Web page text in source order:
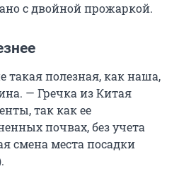
с двойной прожаркой.
такая полезная, как наша,
— Гречка из Китая
так как ее
почвах, без учета
смена места посадки